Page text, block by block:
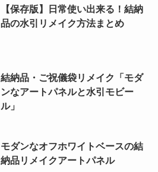
【保存版】日常使い出来る！結納
品の水引リメイク方法まとめ
結納品・ご祝儀袋リメイク「モダ
ンなアートパネルと水引モビー
ル」
モダンなオフホワイトベースの結
納品リメイクアートパネル